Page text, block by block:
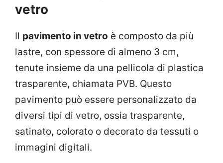
vetro
Il pavimento in vetro è composto da più
lastre, con spessore di almeno 3 cm,
tenute insieme da una pellicola di plastica
trasparente, chiamata PVB. Questo
pavimento può essere personalizzato da
diversi tipi di vetro, ossia trasparente,
satinato, colorato o decorato da tessuti o
immagini digitali.